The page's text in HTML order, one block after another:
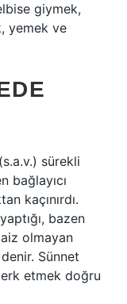
giymek,
yemek ve
sürekli
bağlayıcı
kaçınırdı.
bazen
olmayan
Sünnet
etmek doğru